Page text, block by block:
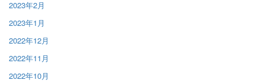
2023年2月
2023年1月
2022年12月
2022年11月
2022年10月